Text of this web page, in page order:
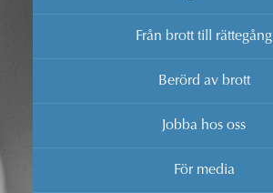
Från brott till rättegång
Berörd av brott
Jobba hos oss
För media